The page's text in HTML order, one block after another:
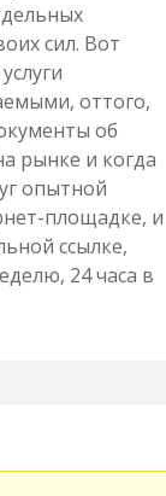
сил. Вот
оттого,
об
рынке и когда
опытной
площадке, и
ссылке,
24 часа в